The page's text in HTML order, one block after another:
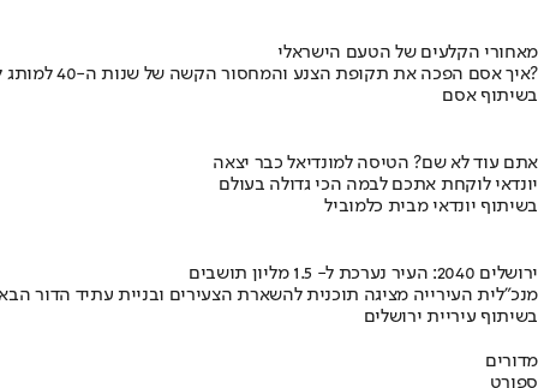
מאחורי הקלעים של הטעם הישראלי
איך אסם הפכה את תקופת הצנע והמחסור הקשה של שנות ה-40 למותג לאומי?
בשיתוף אסם
אתם עוד לא שם? הטיסה למונדיאל כבר יצאה
יונדאי לוקחת אתכם לבמה הכי גדולה בעולם
בשיתוף יונדאי מבית כלמוביל
ירושלים 2040: העיר נערכת ל- 1.5 מליון תושבים
מנכ"לית העירייה מציגה תוכנית להשארת הצעירים ובניית עתיד הדור
בשיתוף עיריית ירושלים
מדורים
ספורט